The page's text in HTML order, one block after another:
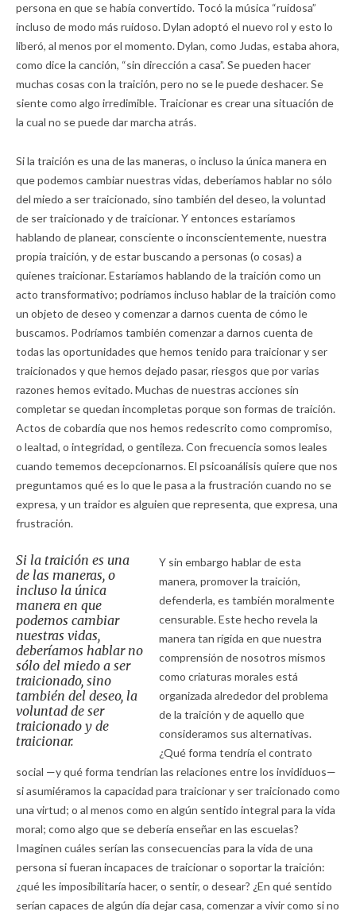
persona en que se había convertido. Tocó la música “ruidosa”
incluso de modo más ruidoso. Dylan adoptó el nuevo rol y esto lo
liberó, al menos por el momento. Dylan, como Judas, estaba ahora,
como dice la canción, “sin dirección a casa”. Se pueden hacer
muchas cosas con la traición, pero no se le puede deshacer. Se
siente como algo irredimible. Traicionar es crear una situación de
la cual no se puede dar marcha atrás.
Si la traición es una de las maneras, o incluso la única manera en
que podemos cambiar nuestras vidas, deberíamos hablar no sólo
del miedo a ser traicionado, sino también del deseo, la voluntad
de ser traicionado y de traicionar. Y entonces estaríamos
hablando de planear, consciente o inconscientemente, nuestra
propia traición, y de estar buscando a personas (o cosas) a
quienes traicionar. Estaríamos hablando de la traición como un
acto transformativo; podríamos incluso hablar de la traición como
un objeto de deseo y comenzar a darnos cuenta de cómo le
buscamos. Podríamos también comenzar a darnos cuenta de
todas las oportunidades que hemos tenido para traicionar y ser
traicionados y que hemos dejado pasar, riesgos que por varias
razones hemos evitado. Muchas de nuestras acciones sin
completar se quedan incompletas porque son formas de traición.
Actos de cobardía que nos hemos redescrito como compromiso,
o lealtad, o integridad, o gentileza. Con frecuencia somos leales
cuando tememos decepcionarnos. El psicoanálisis quiere que nos
preguntamos qué es lo que le pasa a la frustración cuando no se
expresa, y un traidor es alguien que representa, que expresa, una
frustración.
Si la traición es una
de las maneras, o
incluso la única
manera en que
podemos cambiar
nuestras vidas,
deberíamos hablar no
sólo del miedo a ser
traicionado, sino
también del deseo, la
voluntad de ser
traicionado y de
traicionar.
Y sin embargo hablar de esta
manera, promover la traición,
defenderla, es también moralmente
censurable. Este hecho revela la
manera tan rígida en que nuestra
comprensión de nosotros mismos
como criaturas morales está
organizada alrededor del problema
de la traición y de aquello que
consideramos sus alternativas.
¿Qué forma tendría el contrato
social —y qué forma tendrían las relaciones entre los invididuos—
si asumiéramos la capacidad para traicionar y ser traicionado como
una virtud; o al menos como en algún sentido integral para la vida
moral; como algo que se debería enseñar en las escuelas?
Imaginen cuáles serían las consecuencias para la vida de una
persona si fueran incapaces de traicionar o soportar la traición:
¿qué les imposibilitaría hacer, o sentir, o desear? ¿En qué sentido
serían capaces de algún día dejar casa, comenzar a vivir como si no